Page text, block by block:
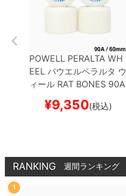
POWELL PERALTA WH
EEL パウエルペラルタ ウ
ィール RAT BONES 90A
ド スケボー
¥9,350(税込)
RANKING 週間ランキング
1